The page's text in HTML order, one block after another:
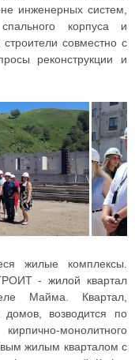
инженерных систем,
корпуса и
совместно с
реконструкции и
жилые комплексы.
- жилой квартал
Майма. Квартал,
возводится по
монолитного
жилым кварталом с